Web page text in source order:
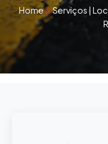
Home Serviços|